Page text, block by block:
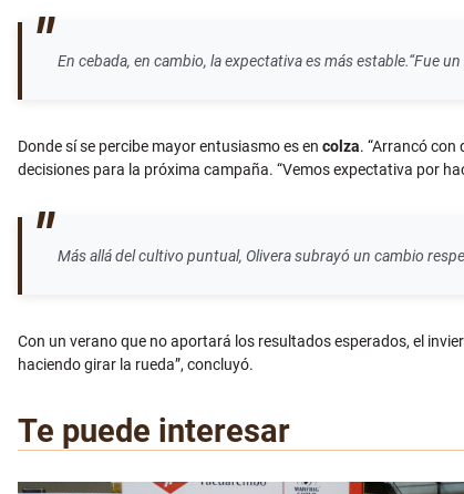
En cebada, en cambio, la expectativa es más estable.“Fue
Donde sí se percibe mayor entusiasmo es en colza. “Arrancó con
decisiones para la próxima campaña. “Vemos expectativa por
Más allá del cultivo puntual, Olivera subrayó un cambio
Con un verano que no aportará los resultados esperados, el
haciendo girar la rueda”, concluyó.
Te puede interesar